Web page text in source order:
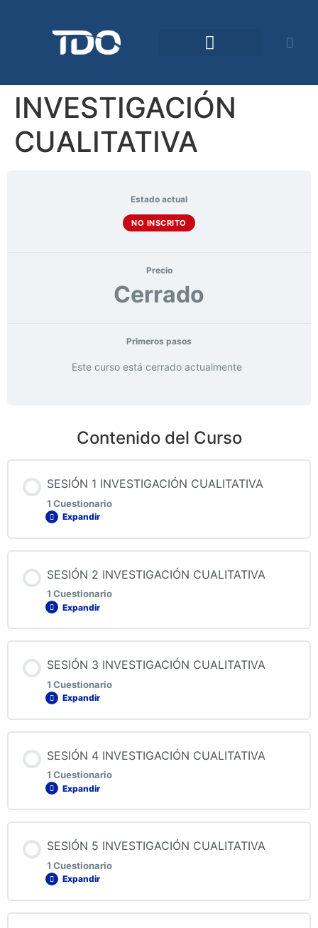
INVESTIGACIÓN
CUALITATIVA
Estado actual
NO INSCRITO
Precio
Cerrado
Primeros pasos
Este curso está cerrado actualmente
Contenido del Curso
SESIÓN 1 INVESTIGACIÓN CUALITATIVA
1 Cuestionario
Expandir
QUIZ 1 INVESTIGACIÓN CUALITATIVA
SESIÓN 2 INVESTIGACIÓN CUALITATIVA
1 Cuestionario
Expandir
QUIZ 2 INVESTIGACIÓN CUALITATIVA
SESIÓN 3 INVESTIGACIÓN CUALITATIVA
1 Cuestionario
Expandir
QUIZ 3 INVESTIGACIÓN CUALITATIVA
SESIÓN 4 INVESTIGACIÓN CUALITATIVA
1 Cuestionario
Expandir
QUIZ 4 INVESTIGACIÓN CUALITATIVA
SESIÓN 5 INVESTIGACIÓN CUALITATIVA
1 Cuestionario
Expandir